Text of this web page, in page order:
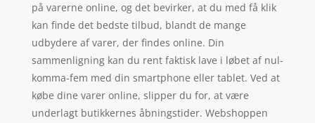
på varerne online, og det bevirker, at du med få klik
kan finde det bedste tilbud, blandt de mange
udbydere af varer, der findes online. Din
sammenligning kan du rent faktisk lave i løbet af nul-
komma-fem med din smartphone eller tablet. Ved at
købe dine varer online, slipper du for, at være
underlagt butikkernes åbningstider. Webshoppen